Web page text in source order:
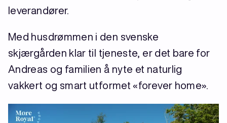
leverandører.
Med husdrømmen i den svenske
skjærgården klar til tjeneste, er det bare for
Andreas og familien å nyte et naturlig
vakkert og smart utformet «forever home».